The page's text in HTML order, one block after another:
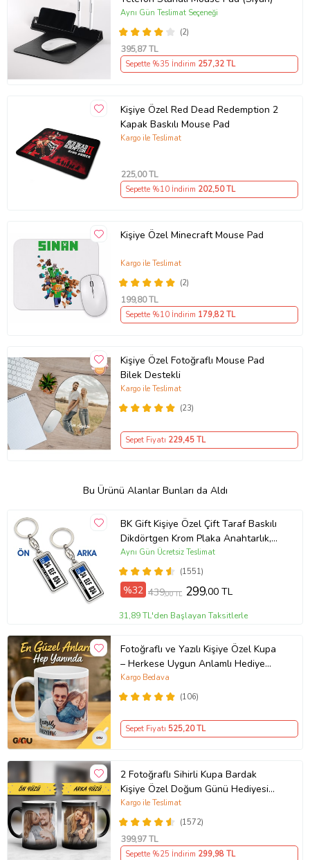
(2)
Aynı Gün Teslimat Seçeneği
395,87 TL
Sepette %35 İndirim 257,32 TL
Kişiye Özel Red Dead Redemption 2
Kapak Baskılı Mouse Pad
Kargo ile Teslimat
225,00 TL
Sepette %10 İndirim 202,50 TL
Kişiye Özel Minecraft Mouse Pad
(2)
Kargo ile Teslimat
199,80 TL
Sepette %10 İndirim 179,82 TL
Kişiye Özel Fotoğraflı Mouse Pad
Bilek Destekli
(23)
Kargo ile Teslimat
Sepet Fiyatı 229,45 TL
Bu Ürünü Alanlar Bunları da Aldı
BK Gift Kişiye Özel Çift Taraf Baskılı
Dikdörtgen Krom Plaka Anahtarlık,
Babaya Hediye, Sevgiliye, Arkadaşa
Hediye, Doğum Günü Hediyesi
(1551)
Aynı Gün Ücretsiz Teslimat
%32 439,00 TL 299,00 TL
31,89 TL'den Başlayan Taksitlerle
Fotoğraflı ve Yazılı Kişiye Özel Kupa
– Herkese Uygun Anlamlı Hediye
Porselen Baskılı Kupa (Beyaz)
(106)
Kargo Bedava
Sepet Fiyatı 525,20 TL
2 Fotoğraflı Sihirli Kupa Bardak
Kişiye Özel Doğum Günü Hediyesi
Sevgiliye Hediye Anneye Babaya
Ablaya Abiye Kız Erkek Kardeşe
Arkadaşa Resimli Günü Yıl Dönümü
Hediyesi
(1572)
Kargo ile Teslimat
399,97 TL
Sepette %25 İndirim 299,98 TL